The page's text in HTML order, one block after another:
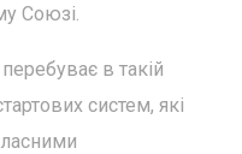
Союзі.
в такій
систем, які